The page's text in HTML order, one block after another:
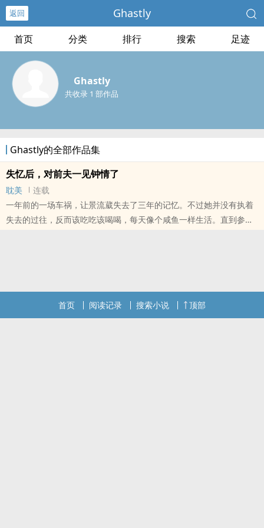
返回 Ghastly
首页 分类 排行 搜索 足迹
Ghastly
共收录 1 部作品
Ghastly的全部作品集
失忆后，对前夫一见钟情了
耽美
连载
一年前的一场车祸，让景流葳失去了三年的记忆。不过她并没有执着
失去的过往，反而该吃吃该喝喝，每天像个咸鱼一样生活。直到参加
当蒋疑烛单膝下跪，双手托着戒指盒，问景流
本站提示：各位书友要是觉得《失忆后，对前夫一见钟情了》还不错
首页 阅读记录 搜索小说 顶部